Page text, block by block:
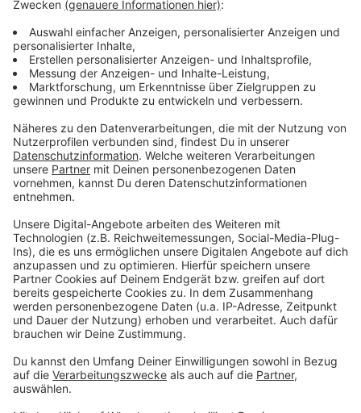
Obwohl die Einsatzkräfte bei ihrem Eintreffen kein
Reizgas feststellen konnten, ist es dennoch möglich,
dass zuvor reizende Substanzen in der Luft waren.
Mengen gehandelt haben, die durch das Lüften bereits
nicht mehr messbar waren.
Anzeige
Weitere Meldungen aus unserer Stadt
Anzeige
Bahn beginnt Generalsanierung: Leverkusen betroffen
Autobahnverbindung in Leverkusen gesperrt
Neue Abfahrpläne der Busse in Leverkusen